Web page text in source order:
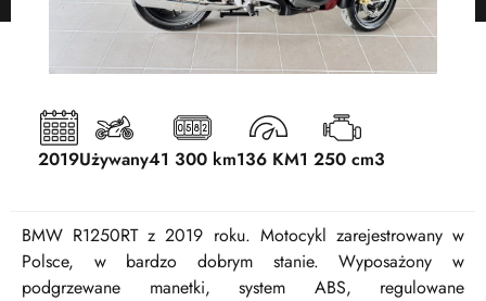
2019Używany41 300 km136 KM1 250 cm3
BMW R1250RT z 2019 roku. Motocykl zarejestrowany w
Polsce, w bardzo dobrym stanie. Wyposażony w
podgrzewane manetki, system ABS, regulowane